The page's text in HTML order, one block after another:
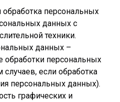
обработка персональных
данных с
техники.
данных –
персональных
если обработка
персональных данных).
графических и